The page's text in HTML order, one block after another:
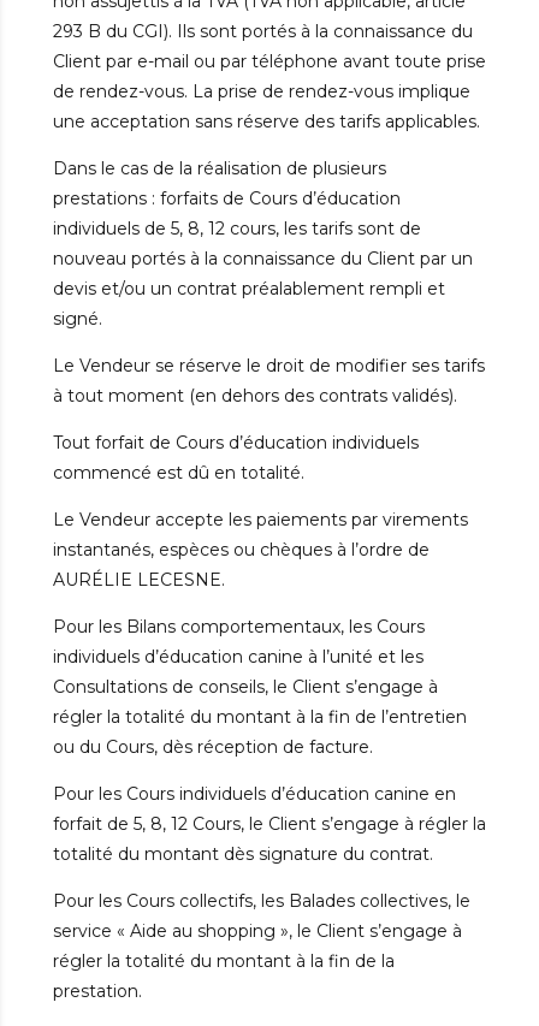
293 B du CGI). Ils sont portés à la connaissance du
Client par e-mail ou par téléphone avant toute prise
de rendez-vous. La prise de rendez-vous implique
une acceptation sans réserve des tarifs applicables.
Dans le cas de la réalisation de plusieurs
prestations : forfaits de Cours d’éducation
individuels de 5, 8, 12 cours, les tarifs sont de
nouveau portés à la connaissance du Client par un
devis et/ou un contrat préalablement rempli et
signé.
Le Vendeur se réserve le droit de modifier ses tarifs
à tout moment (en dehors des contrats validés).
Tout forfait de Cours d’éducation individuels
commencé est dû en totalité.
Le Vendeur accepte les paiements par virements
instantanés, espèces ou chèques à l’ordre de
AURÉLIE LECESNE.
Pour les Bilans comportementaux, les Cours
individuels d’éducation canine à l’unité et les
Consultations de conseils, le Client s’engage à
régler la totalité du montant à la fin de l’entretien
ou du Cours, dès réception de facture.
Pour les Cours individuels d’éducation canine en
forfait de 5, 8, 12 Cours, le Client s’engage à régler la
totalité du montant dès signature du contrat.
Pour les Cours collectifs, les Balades collectives, le
service « Aide au shopping », le Client s’engage à
régler la totalité du montant à la fin de la
prestation.